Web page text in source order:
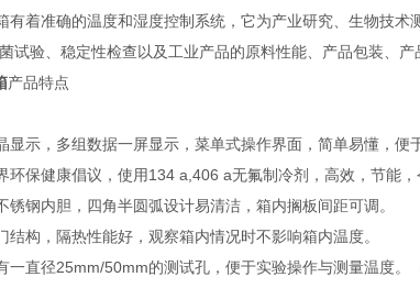
着准确的温度和湿度控制系统，它为产业研究、生物技术
试验、稳定性检查以及工业产品的原料性能、产品包装、产
产品特点
示，多组数据一屏显示，菜单式操作界面，简单易懂，便于
保健康倡议，使用134 a,406 a无氟制冷剂，高效，节能，
钢内胆，四角半圆弧设计易清洁，箱内搁板间距可调。
构，隔热性能好，观察箱内情况时不影响箱内温度。
直径25mm/50mm的测试孔，便于实验操作与测量温度。（